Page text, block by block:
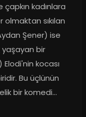
kadınlara
sıkılan
Şener) ise
yaşayan bir
kocası
Bu üçlünün
bir komedi...